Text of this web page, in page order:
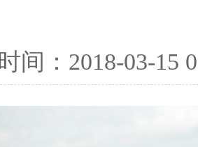
时间：2018-03-15